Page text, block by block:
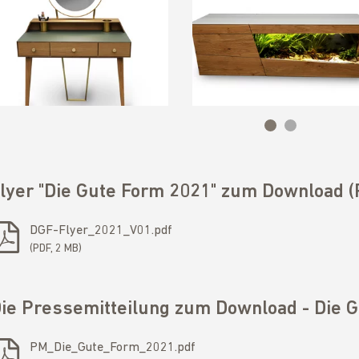
"Die Gute Form 2021" zum Download
DGF-Flyer_2021_V01.pdf
PDF, 2 MB
Pressemitteilung zum Download - Die
PM_Die_Gute_Form_2021.pdf